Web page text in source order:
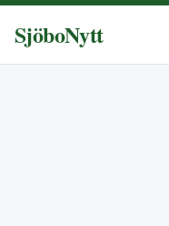
SjöboNytt